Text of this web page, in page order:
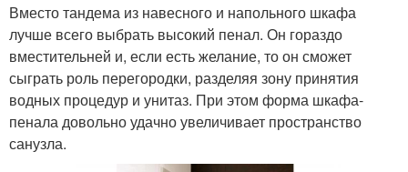
Вместо тандема из навесного и напольного шкафа
лучше всего выбрать высокий пенал. Он гораздо
вместительней и, если есть желание, то он сможет
сыграть роль перегородки, разделяя зону принятия
водных процедур и унитаз. При этом форма шкафа-
пенала довольно удачно увеличивает пространство
санузла.